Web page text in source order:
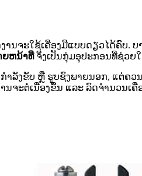
ນຈະໃຊ້ເຄື່ອງມືແບບດຽວໄດ້ຄົບ.
ຍຫນ້າທີ່ຈຶ່ງເປັນກຸ່ມອຸປະກອນທີ່ຊ່ວ
ຳລັງຂັບ ຫຼື ຮູບຊົງພາຍນອກ, ແຕ່
ຈະຕໍ່ເນື່ອງຂຶ້ນ ແລະ ລົດຈຳນວນເຄື່